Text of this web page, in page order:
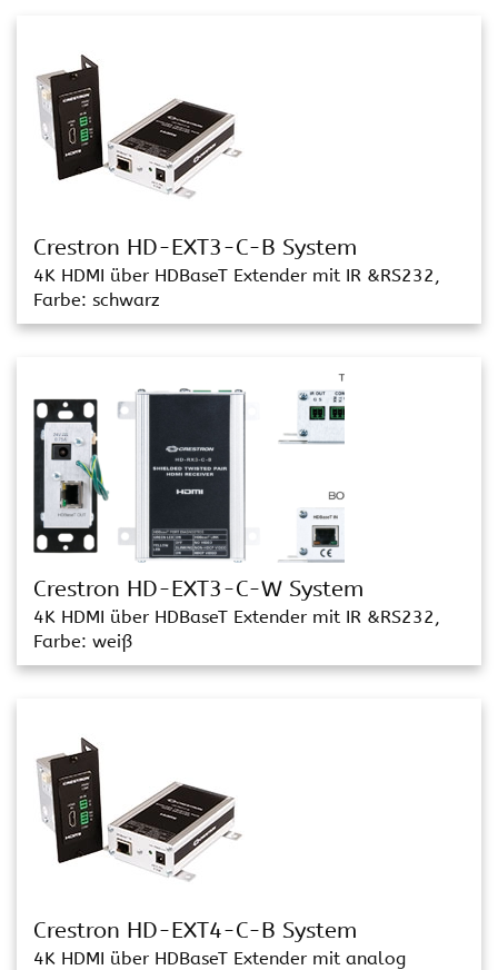
Crestron HD-EXT3-C-B System
4K HDMI über HDBaseT Extender mit IR &RS232,
Farbe: schwarz
Crestron HD-EXT3-C-W System
4K HDMI über HDBaseT Extender mit IR &RS232,
Farbe: weiß
Crestron HD-EXT4-C-B System
4K HDMI über HDBaseT Extender mit analog